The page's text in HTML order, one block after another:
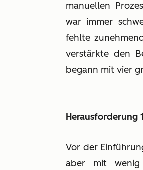
manuellen
war immer
fehlte
verstärkte den
begann mit vier
Herausforderung
Vor der
aber mit wenig